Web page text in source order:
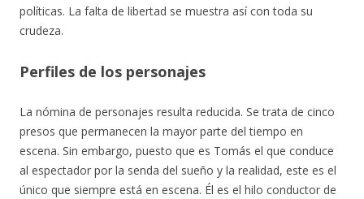
políticas. La falta de libertad se muestra así con toda su
crudeza.
Perfiles de los personajes
La nómina de personajes resulta reducida. Se trata de cinco
presos que permanecen la mayor parte del tiempo en
escena. Sin embargo, puesto que es Tomás el que conduce
al espectador por la senda del sueño y la realidad, este es el
único que siempre está en escena. Él es el hilo conductor de